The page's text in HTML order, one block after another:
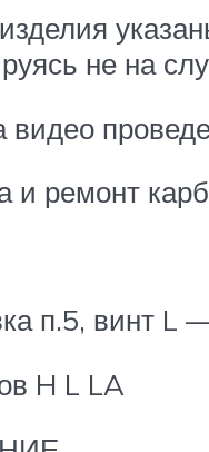
не на
видео
и ремонт
п.5, винт
H L LA